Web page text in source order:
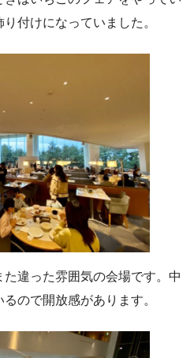
付けになっていました。
違った雰囲気の会場です。中
ので開放感があります。